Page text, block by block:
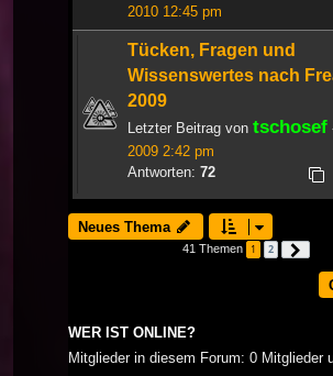
2010 12:45 pm
Tücken, Fragen und
Wissenswertes nach
2009
Letzter Beitrag von tschosef
2009 2:42 pm
Antworten: 72
Neues Thema
41 Themen 1 2
WER IST ONLINE?
Mitglieder in diesem Forum: 0 Mitglieder